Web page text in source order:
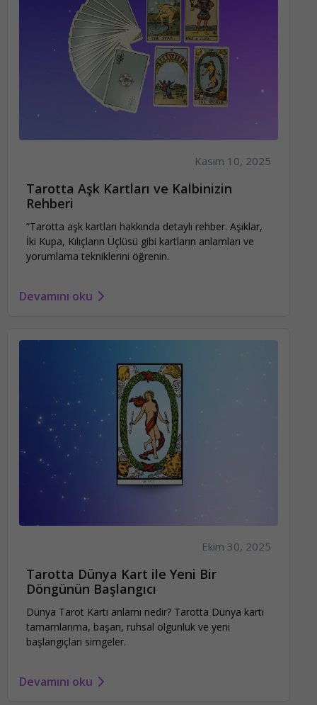
Kasım 10, 2025
Tarotta Aşk Kartları ve Kalbinizin
Rehberi
“Tarotta aşk kartları hakkında detaylı rehber. Aşıklar,
İki Kupa, Kılıçların Üçlüsü gibi kartların anlamları ve
yorumlama tekniklerini öğrenin.
Devamını oku
Ekim 30, 2025
Tarotta Dünya Kart ile Yeni Bir
Döngünün Başlangıcı
Dünya Tarot Kartı anlamı nedir? Tarotta Dünya kartı
tamamlanma, başarı, ruhsal olgunluk ve yeni
başlangıçları simgeler.
Devamını oku